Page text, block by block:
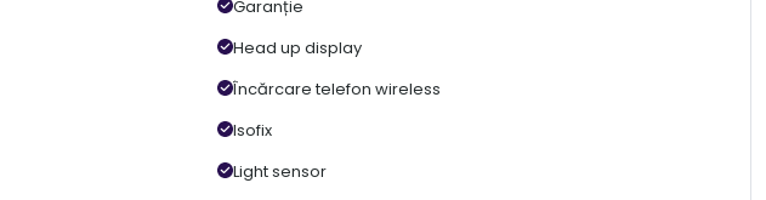
Garanție
Head up display
Încărcare telefon wireless
Isofix
Light sensor